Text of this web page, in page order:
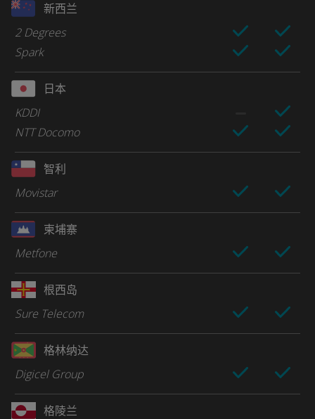
新西兰
2 Degrees
Spark
日本
KDDI
NTT Docomo
智利
Movistar
柬埔寨
Metfone
根西岛
Sure Telecom
格林纳达
Digicel Group
格陵兰